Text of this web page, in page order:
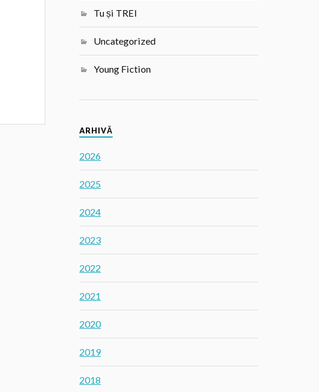
Tu și TREI
Uncategorized
Young Fiction
ARHIVĂ
2026
2025
2024
2023
2022
2021
2020
2019
2018